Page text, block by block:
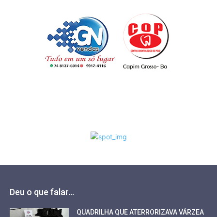
Deu o que falar...
QUADRILHA QUE ATERRORIZAVA VÁRZEA